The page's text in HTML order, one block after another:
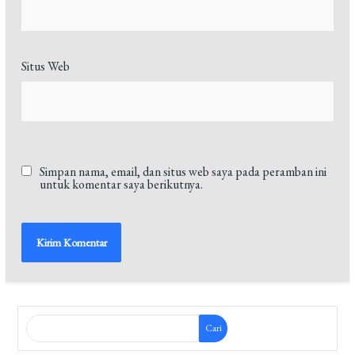
Situs Web
Simpan nama, email, dan situs web saya pada peramban ini
untuk komentar saya berikutnya.
Cari